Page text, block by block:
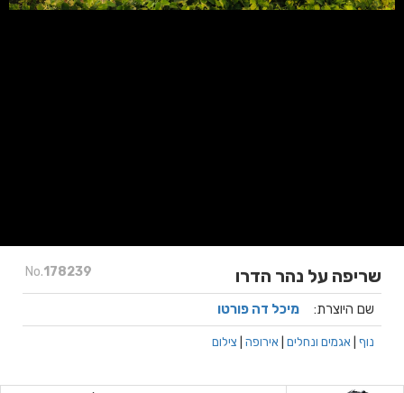
No.178239 שריפה על נהר הדרו
שם היוצרת: מיכל דה פורטו
נוף אגמים ונחלים אירופה צילום